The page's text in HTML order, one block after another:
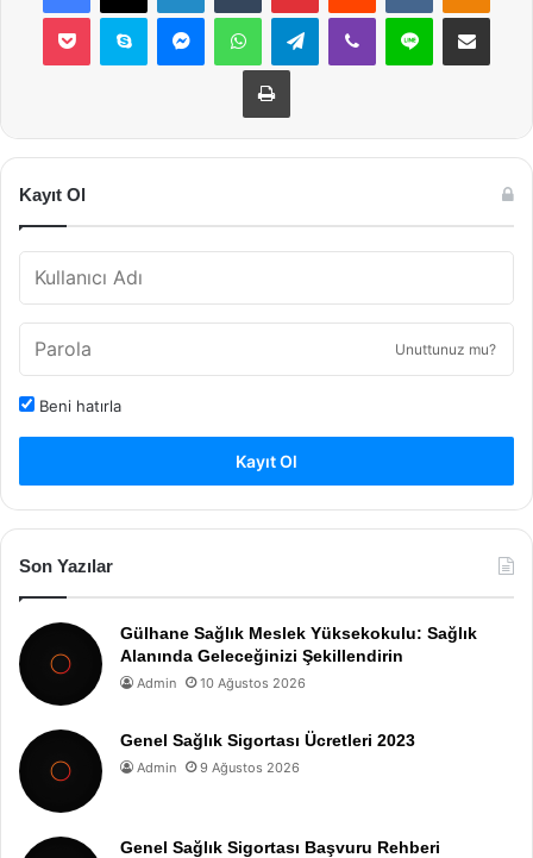
Pocket Skype MessengerWhatsAppTelegramViber Line E-Posta ile
Yazdır
Kayıt Ol
Unuttunuz mu?
Beni hatırla
Kayıt Ol
Son Yazılar
Gülhane Sağlık Meslek Yüksekokulu: Sağlık
Alanında Geleceğinizi Şekillendirin
Admin 10 Ağustos 2026
Genel Sağlık Sigortası Ücretleri 2023
Admin 9 Ağustos 2026
Genel Sağlık Sigortası Başvuru Rehberi